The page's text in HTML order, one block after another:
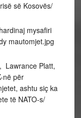
së Kosovës/
Lawrance Platt,
në për
ashtu siç ka
të NATO-s/